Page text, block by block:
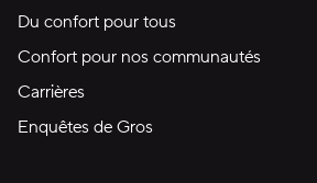
Du confort pour tous
Confort pour nos communautés
Carrières
Enquêtes de Gros